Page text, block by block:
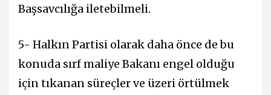
Başsavcılığa iletebilmeli.
5- Halkın Partisi olarak daha önce de bu
konuda sırf maliye Bakanı engel olduğu
için tıkanan süreçler ve üzeri örtülmek